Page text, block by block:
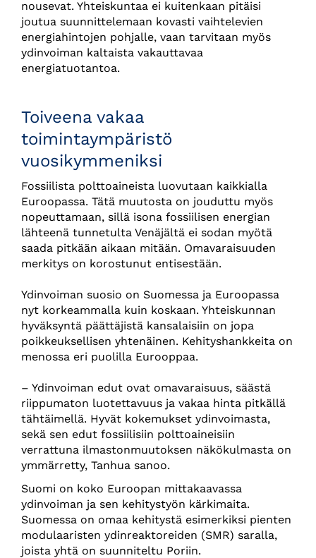
nousevat. Yhteiskuntaa ei kuitenkaan pitäisi
joutua suunnittelemaan kovasti vaihtelevien
energiahintojen pohjalle, vaan tarvitaan myös
ydinvoiman kaltaista vakauttavaa
energiatuotantoa.
Toiveena vakaa
toimintaympäristö
vuosikymmeniksi
Fossiilista polttoaineista luovutaan kaikkialla
Euroopassa. Tätä muutosta on jouduttu myös
nopeuttamaan, sillä isona fossiilisen energian
lähteenä tunnetulta Venäjältä ei sodan myötä
saada pitkään aikaan mitään. Omavaraisuuden
merkitys on korostunut entisestään.
Ydinvoiman suosio on Suomessa ja Euroopassa
nyt korkeammalla kuin koskaan. Yhteiskunnan
hyväksyntä päättäjistä kansalaisiin on jopa
poikkeuksellisen yhtenäinen. Kehityshankkeita on
menossa eri puolilla Eurooppaa.
– Ydinvoiman edut ovat omavaraisuus, säästä
riippumaton luotettavuus ja vakaa hinta pitkällä
tähtäimellä. Hyvät kokemukset ydinvoimasta,
sekä sen edut fossiilisiin polttoaineisiin
verrattuna ilmastonmuutoksen näkökulmasta on
ymmärretty, Tanhua sanoo.
Suomi on koko Euroopan mittakaavassa
ydinvoiman ja sen kehitystyön kärkimaita.
Suomessa on omaa kehitystä esimerkiksi pienten
modulaaristen ydinreaktoreiden (SMR) saralla,
joista yhtä on suunniteltu Poriin.